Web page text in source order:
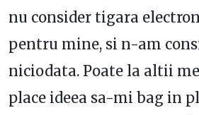
nu consider tigara
pentru mine, si n-am
niciodata. Poate la altii
place ideea sa-mi bag in